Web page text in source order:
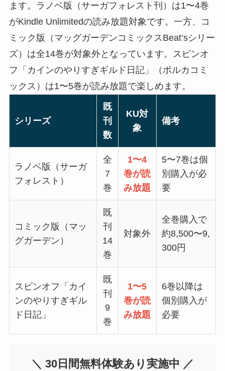
ます。ラノベ版（サーガフォレスト刊）は1〜4巻
がKindle Unlimitedの読み放題対象です。一方、コ
ミック版（マッグガーデンコミックスBeat’sシリー
ズ）は全14巻が対象外となっています。スピンオ
フ「カインのやりすぎギルド日記」（ポルカコミ
ックス）は1〜5巻が読み放題で楽しめます。
シリーズ
既
刊
数
KU対
象
備考
ラノベ版（サーガ
フォレスト）
全
7
巻
1〜4
巻が読
み放題
5〜7巻は個
別購入が必
要
コミック版（マッ
グガーデン）
既
刊
14
巻
対象外
全巻購入で
約8,500〜9,
300円
スピンオフ「カイ
ンのやりすぎギル
ド日記」
既
刊
9
巻
1〜5
巻が読
み放題
6巻以降は
個別購入が
必要
＼ 30日間無料体験あり実施中 ／